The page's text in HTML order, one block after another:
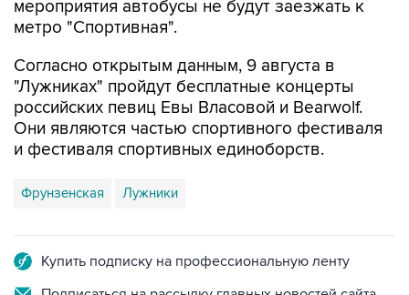
мероприятия автобусы не будут заезжать к
метро "Спортивная".
Согласно открытым данным, 9 августа в
"Лужниках" пройдут бесплатные концерты
российских певиц Евы Власовой и Bearwolf.
Они являются частью спортивного фестиваля
и фестиваля спортивных единоборств.
Фрунзенская Лужники
Купить подписку на профессиональную ленту